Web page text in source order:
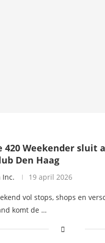
420 Weekender sluit
Den Haag
Inc. 19 april 2026
vol stops, shops en
komt de …